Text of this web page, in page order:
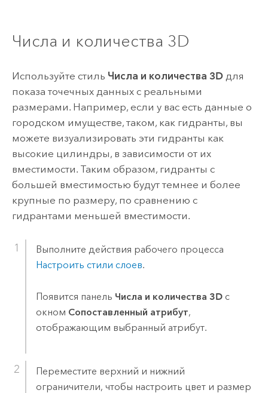
Числа и количества 3D
Используйте стиль Числа и количества 3Dдля
показа точечных данных с реальными
размерами. Например, если у вас есть данные о
городском имуществе, таком, как гидранты, вы
можете визуализировать эти гидранты как
высокие цилиндры, в зависимости от их
вместимости. Таким образом, гидранты с
большей вместимостью будут темнее и более
крупные по размеру, по сравнению с
гидрантами меньшей вместимости.
Выполните действия рабочего процесса
Настроить стили слоев.
Появится панель Числа и количества 3Dс
окном Сопоставленный атрибут,
отображающим выбранный атрибут.
Переместите верхний и нижний
ограничители, чтобы настроить цвет и размер